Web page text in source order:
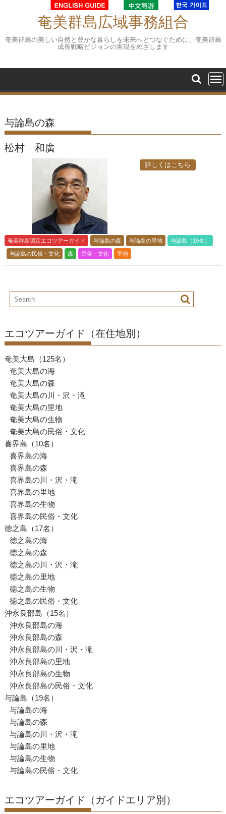
奄美群島広域事務組合
奄美群島の美しい自然と豊かな暮らしを未来へとつなぐために、奄美群島
成長戦略ビジョンの実現をめざします
与論島の森
松村 和廣
詳しくはこちら
奄美群島認定エコツアーガイド 与論島の森 与論島の里地 与論島（19名）
与論島の民俗・文化 森 民俗・文化 里地
エコツアーガイド（在住地別）
奄美大島（125名）
奄美大島の海
奄美大島の森
奄美大島の川・沢・滝
奄美大島の里地
奄美大島の生物
奄美大島の民俗・文化
喜界島（10名）
喜界島の海
喜界島の森
喜界島の川・沢・滝
喜界島の里地
喜界島の生物
喜界島の民俗・文化
徳之島（17名）
徳之島の海
徳之島の森
徳之島の川・沢・滝
徳之島の里地
徳之島の生物
徳之島の民俗・文化
沖永良部島（15名）
沖永良部島の海
沖永良部島の森
沖永良部島の川・沢・滝
沖永良部島の里地
沖永良部島の生物
沖永良部島の民俗・文化
与論島（19名）
与論島の海
与論島の森
与論島の川・沢・滝
与論島の里地
与論島の生物
与論島の民俗・文化
エコツアーガイド（ガイドエリア別）